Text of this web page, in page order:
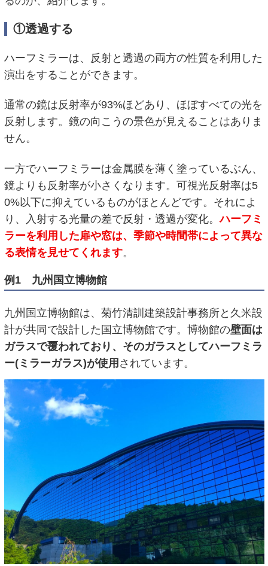
①透過する
ハーフミラーは、反射と透過の両方の性質を利用した
演出をすることができます。
通常の鏡は反射率が93%ほどあり、ほぼすべての光を
反射します。鏡の向こうの景色が見えることはありま
せん。
一方でハーフミラーは金属膜を薄く塗っているぶん、
鏡よりも反射率が小さくなります。可視光反射率は5
0%以下に抑えているものがほとんどです。それによ
り、入射する光量の差で反射・透過が変化。ハーフミ
ラーを利用した扉や窓は、季節や時間帯によって異な
る表情を見せてくれます。
例1 九州国立博物館
九州国立博物館は、菊竹清訓建築設計事務所と久米設
計が共同で設計した国立博物館です。博物館の壁面は
ガラスで覆われており、そのガラスとしてハーフミラ
ー(ミラーガラス)が使用 されています。